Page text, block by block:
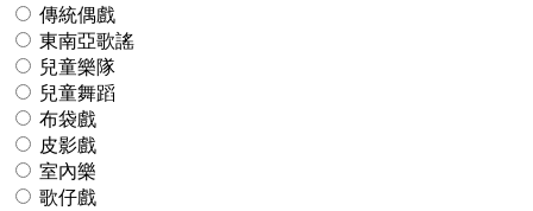
傳統偶戲
東南亞歌謠
兒童樂隊
兒童舞蹈
布袋戲
皮影戲
室內樂
歌仔戲